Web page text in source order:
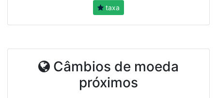
taxa
Câmbios de moeda
próximos